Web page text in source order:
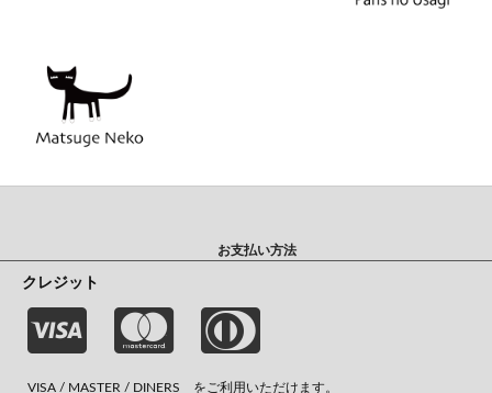
お支払い方法
クレジット
VISA / MASTER / DINERS をご利用いただけます。